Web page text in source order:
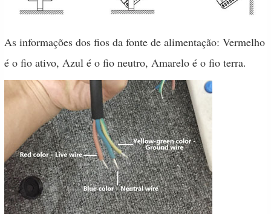
As informações dos fios da fonte de alimentação: Vermelho
é o fio ativo, Azul é o fio neutro, Amarelo é o fio terra.